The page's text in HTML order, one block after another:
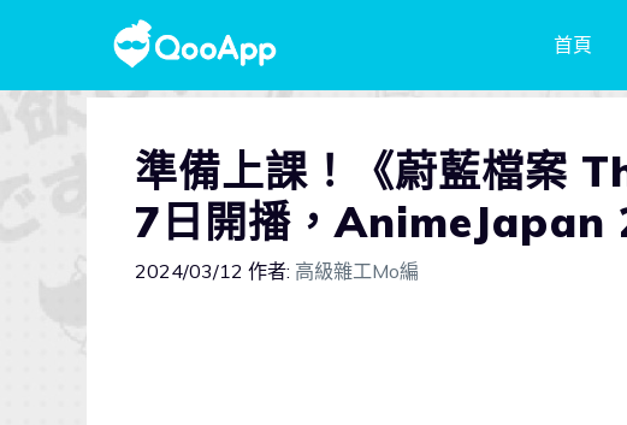
首頁
準備上課！《蔚藍檔案
7日開播，AnimeJapan
2024/03/12 作者: 高級雜工Mo編